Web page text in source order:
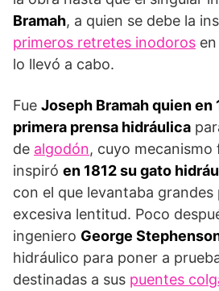
Bramah, a quien se debe la
primeros retretes inodoros
lo llevó a cabo.
Fue Joseph Bramah quien en
primera prensa hidráulica
de algodón, cuyo mecanismo
inspiró en 1812 su gato
con el que levantaba grandes
excesiva lentitud. Poco
ingeniero George
hidráulico para poner a
destinadas a sus puentes